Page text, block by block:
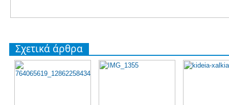
Σχετικά άρθρα